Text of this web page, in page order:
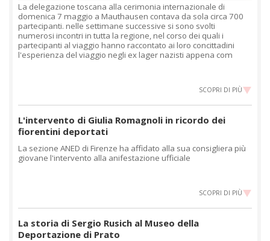
La delegazione toscana alla cerimonia internazionale di
domenica 7 maggio a Mauthausen contava da sola circa 700
partecipanti. nelle settimane successive si sono svolti
numerosi incontri in tutta la regione, nel corso dei quali i
partecipanti al viaggio hanno raccontato ai loro concittadini
l'esperienza del viaggio negli ex lager nazisti appena com
SCOPRI DI PIÙ
L'intervento di Giulia Romagnoli in ricordo dei
fiorentini deportati
La sezione ANED di Firenze ha affidato alla sua consigliera più
giovane l'intervento alla anifestazione ufficiale
SCOPRI DI PIÙ
La storia di Sergio Rusich al Museo della
Deportazione di Prato